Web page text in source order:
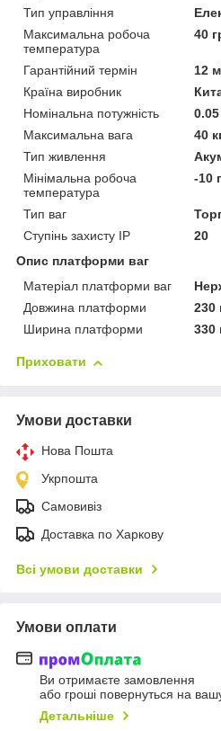
Тип управління
Максимальна робоча
температура
40
Гарантійний термін
12
Країна виробник
Номінальна потужність
Максимальна вага
40
Тип живлення
Мінімальна робоча
температура
-10
Тип ваг
Ступінь захисту IP
20
Опис платформи ваг
Матеріал платформи ваг
Довжина платформи
230
Ширина платформи
330
Приховати
Умови доставки
Нова Пошта
Укрпошта
Самовивіз
Доставка по Харкову
Всі умови доставки
Умови оплати
Ви отримаєте замовлення
або гроші повернуться на
Детальніше